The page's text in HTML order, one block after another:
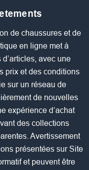
de chaussures et de
en ligne met à
avec une
prix et des conditions
sur un réseau de
de nouvelles
expérience d’achat
des collections
Avertissement
présentées sur Site
et peuvent être